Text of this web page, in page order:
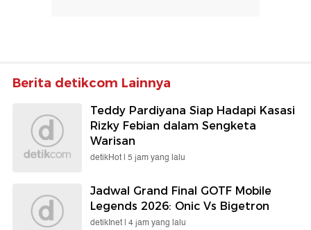
Berita detikcom Lainnya
Teddy Pardiyana Siap Hadapi Kasasi
Rizky Febian dalam Sengketa
Warisan
detikHot | 5 jam yang lalu
Jadwal Grand Final GOTF Mobile
Legends 2026: Onic Vs Bigetron
detikInet | 4 jam yang lalu